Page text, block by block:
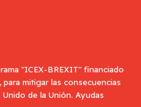
"ICEX-BREXIT" financiado
mitigar las consecuencias
de la Unión. Ayudas